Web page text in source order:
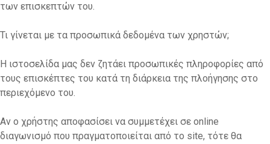
των επισκεπτών του.
Τι γίνεται με τα προσωπικά δεδομένα των χρηστών;
Η ιστοσελίδα μας δεν ζητάει προσωπικές πληροφορίες από
τους επισκέπτες του κατά τη διάρκεια της πλοήγησης στο
περιεχόμενο του.
Αν ο χρήστης αποφασίσει να συμμετέχει σε online
διαγωνισμό που πραγματοποιείται από το site, τότε θα